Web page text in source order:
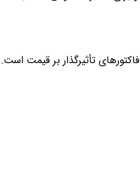
تأثیرگذار بر قیمت است.